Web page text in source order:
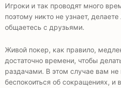
Игроки и так проводят много
поэтому никто не узнает,
общаетесь с друзьями.
Живой покер, как правило,
достаточно времени, чтобы
раздачами. В этом случае вам
беспокоиться об сокращениях, и